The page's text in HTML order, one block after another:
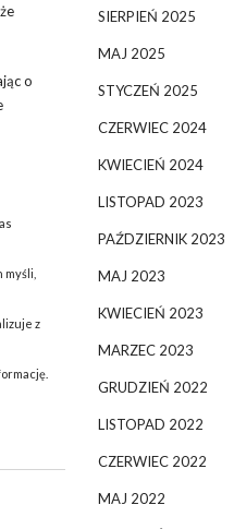
o
z
SIERPIEŃ 2025
MAJ 2025
STYCZEŃ 2025
CZERWIEC 2024
KWIECIEŃ 2024
LISTOPAD 2023
PAŹDZIERNIK 2023
MAJ 2023
KWIECIEŃ 2023
MARZEC 2023
GRUDZIEŃ 2022
LISTOPAD 2022
CZERWIEC 2022
MAJ 2022